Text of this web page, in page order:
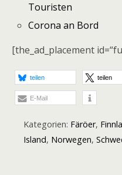
Touristen
Corona an Bord
[the_ad_placement
teilen teilen
E-Mail
Kategorien: Färöer,
Island, Norwegen,